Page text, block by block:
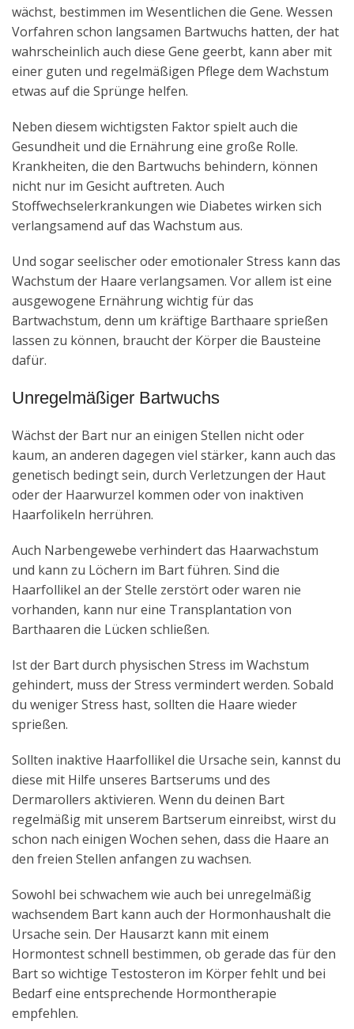
wächst, bestimmen im Wesentlichen die Gene. Wessen
Vorfahren schon langsamen Bartwuchs hatten, der hat
wahrscheinlich auch diese Gene geerbt, kann aber mit
einer guten und regelmäßigen Pflege dem Wachstum
etwas auf die Sprünge helfen.
Neben diesem wichtigsten Faktor spielt auch die
Gesundheit und die Ernährung eine große Rolle.
Krankheiten, die den Bartwuchs behindern, können
nicht nur im Gesicht auftreten. Auch
Stoffwechselerkrankungen wie Diabetes wirken sich
verlangsamend auf das Wachstum aus.
Und sogar seelischer oder emotionaler Stress kann das
Wachstum der Haare verlangsamen. Vor allem ist eine
ausgewogene Ernährung wichtig für das
Bartwachstum, denn um kräftige Barthaare sprießen
lassen zu können, braucht der Körper die Bausteine
dafür.
Unregelmäßiger Bartwuchs
Wächst der Bart nur an einigen Stellen nicht oder
kaum, an anderen dagegen viel stärker, kann auch das
genetisch bedingt sein, durch Verletzungen der Haut
oder der Haarwurzel kommen oder von inaktiven
Haarfolikeln herrühren.
Auch Narbengewebe verhindert das Haarwachstum
und kann zu Löchern im Bart führen. Sind die
Haarfollikel an der Stelle zerstört oder waren nie
vorhanden, kann nur eine Transplantation von
Barthaaren die Lücken schließen.
Ist der Bart durch physischen Stress im Wachstum
gehindert, muss der Stress vermindert werden. Sobald
du weniger Stress hast, sollten die Haare wieder
sprießen.
Sollten inaktive Haarfollikel die Ursache sein, kannst du
diese mit Hilfe unseres Bartserums und des
Dermarollers aktivieren. Wenn du deinen Bart
regelmäßig mit unserem Bartserum einreibst, wirst du
schon nach einigen Wochen sehen, dass die Haare an
den freien Stellen anfangen zu wachsen.
Sowohl bei schwachem wie auch bei unregelmäßig
wachsendem Bart kann auch der Hormonhaushalt die
Ursache sein. Der Hausarzt kann mit einem
Hormontest schnell bestimmen, ob gerade das für den
Bart so wichtige Testosteron im Körper fehlt und bei
Bedarf eine entsprechende Hormontherapie
empfehlen.